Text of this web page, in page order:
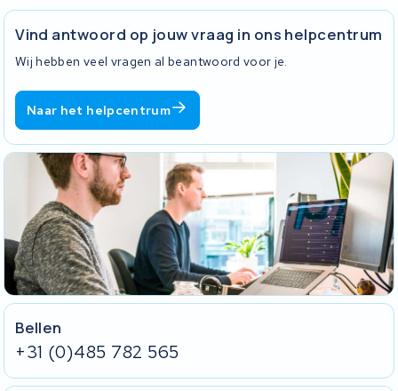
Vind antwoord op jouw vraag in ons helpcentrum
Wij hebben veel vragen al beantwoord voor je.
Naar het helpcentrum
Bellen
+31 (0)485 782 565